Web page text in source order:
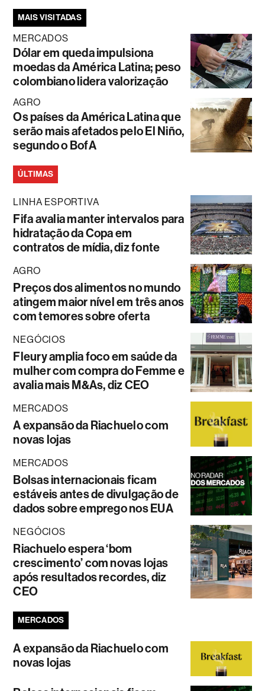
MAIS VISITADAS
MERCADOS
Dólar em queda impulsiona
moedas da América Latina; peso
colombiano lidera valorização
AGRO
Os países da América Latina que
serão mais afetados pelo El Niño,
segundo o BofA
ÚLTIMAS
LINHA ESPORTIVA
Fifa avalia manter intervalos para
hidratação da Copa em
contratos de mídia, diz fonte
AGRO
Preços dos alimentos no mundo
atingem maior nível em três anos
com temores sobre oferta
NEGÓCIOS
Fleury amplia foco em saúde da
mulher com compra do Femme e
avalia mais M&As, diz CEO
MERCADOS
A expansão da Riachuelo com
novas lojas
MERCADOS
Bolsas internacionais ficam
estáveis antes de divulgação de
dados sobre emprego nos EUA
NEGÓCIOS
Riachuelo espera ‘bom
crescimento’ com novas lojas
após resultados recordes, diz
CEO
MERCADOS
A expansão da Riachuelo com
novas lojas